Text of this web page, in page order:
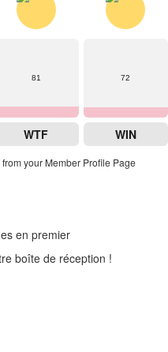
81
WTF
72
WIN
your Member Profile Page
en premier
boîte de réception !